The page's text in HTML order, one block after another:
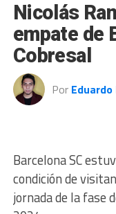
Nicolás
empate de
Cobresal
Por
Barcelona SC
condición de
jornada de la fase